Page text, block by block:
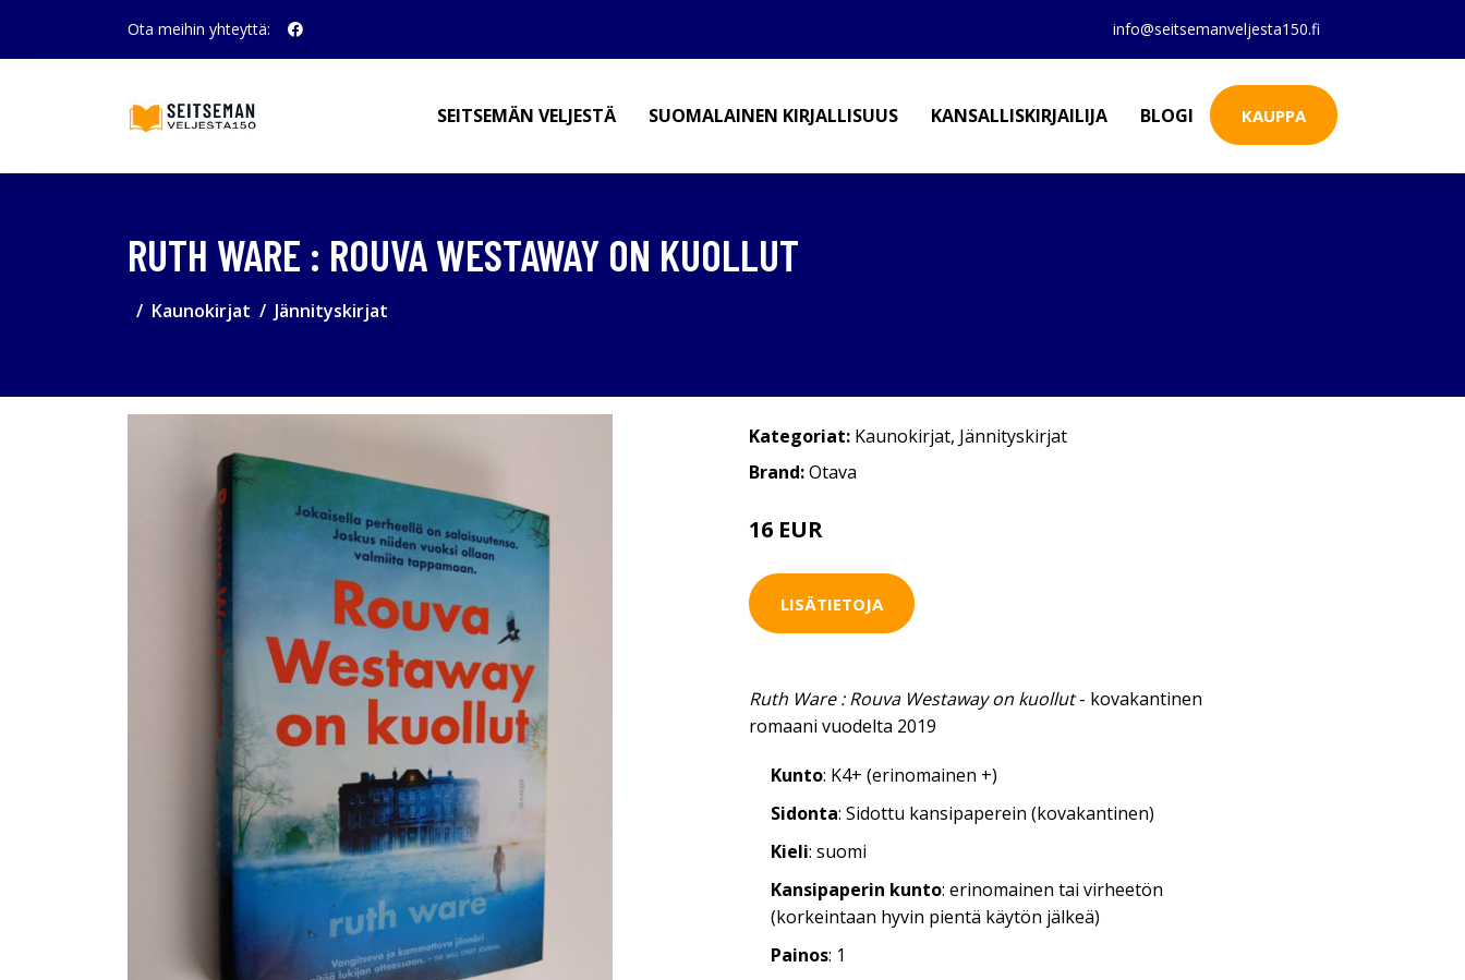
Ota meihin yhteyttä: info@seitsemanveljesta150.fi
SEITSEMÄN VELJESTÄ SUOMALAINEN KIRJALLISUUS KANSALLISKIRJAILIJA BLOGI KAUPPA
RUTH WARE : ROUVA WESTAWAY ON KUOLLUT
Kaunokirjat Jännityskirjat
Kategoriat: Kaunokirjat, Jännityskirjat
Brand:Otava
16 EUR
LISÄTIETOJA
Ruth Ware : Rouva Westaway on kuollut- kovakantinen
romaani vuodelta 2019
Kunto: K4+ (erinomainen +)
Sidonta: Sidottu kansipaperein (kovakantinen)
Kieli: suomi
Kansipaperin kunto: erinomainen tai virheetön
(korkeintaan hyvin pientä käytön jälkeä)
Painos: 1